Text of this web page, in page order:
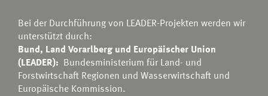
Bei der Durchführung von LEADER-Projekten werden wir
unterstützt durch:
Bund, Land Vorarlberg und Europäischer Union
(LEADER): Bundesministerium für Land- und
Forstwirtschaft Regionen und Wasserwirtschaft und
Europäische Kommission.